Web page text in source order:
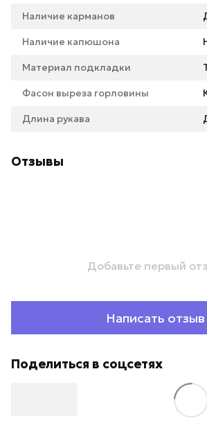
Наличие карманов
Наличие капюшона
Материал подкладки
Фасон выреза горловины
Длина рукава
Отзывы
Добавьте первый
Написать отзыв
Поделиться в соцсетях